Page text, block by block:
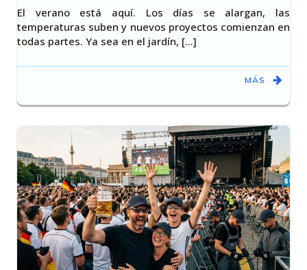
El verano está aquí. Los días se alargan, las
temperaturas suben y nuevos proyectos comienzan en
todas partes. Ya sea en el jardín, [...]
MÁS